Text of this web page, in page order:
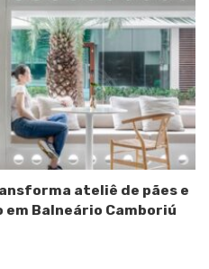
ateliê de pães e
Balneário Camboriú